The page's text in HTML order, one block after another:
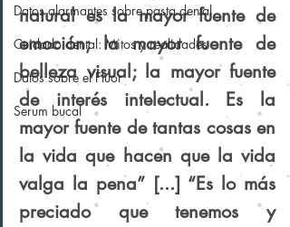
Datos alarmantes sobre pasta dental
Cuidado dental: Mitos y realidades
Datos sobre el Flúor
Serum bucal
natural es la mayor fuente de
emoción; la mayor fuente de
belleza visual; la mayor fuente
de interés intelectual. Es la
mayor fuente de tantas cosas en
la vida que hacen que la vida
valga la pena” [...] “Es lo más
preciado que tenemos y